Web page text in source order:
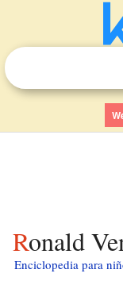
Ronald
Enciclopedia para